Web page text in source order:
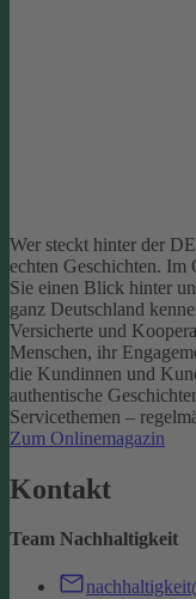
Wer steckt hinter der
echten Geschichten. Im
Sie einen Blick hinter
ganz Deutschland
Versicherte und
Menschen, ihr
die Kundinnen und
authentische
Servicethemen –
Zum Onlinemagazin
Kontakt
Team Nachhaltigkeit